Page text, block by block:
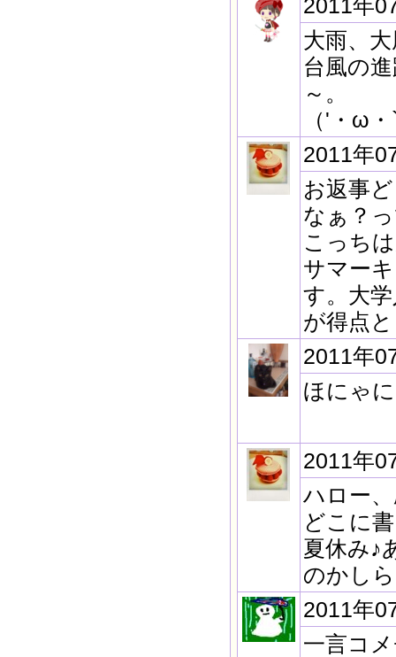
2011年
大雨、
台風の
～。
（'・ω
2011年
お返事
なぁ？
こっち
サマー
す。大
が得点
2011年
ほにゃ
2011年
ハロー
どこに
夏休み♪
のかし
2011年
一言コ